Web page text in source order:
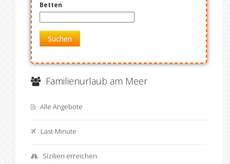
Betten
Suchen
Familienurlaub am Meer
Alle Angebote
Last-Minute
Sizilien erreichen